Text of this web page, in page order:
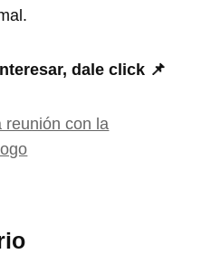
dale click 📌
reunión con la